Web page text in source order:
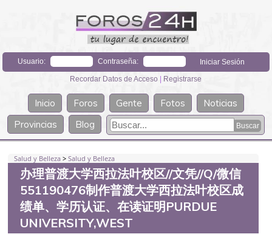
Usuario: Contraseña:
Recordar Datos de Acceso | Registrarse
Inicio Foros Gente Fotos
Noticias
Provincias
Blog
Salud y Belleza >Salud y Belleza
办理普渡大学西拉法叶校区//文凭//Q/微信
551190476制作普渡大学西拉法叶校区成
绩单、学历认证、在读证明PURDUE
UNIVERSITY,WEST